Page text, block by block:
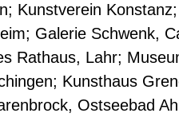
Kunstverein
Galerie Schwenk,
Rathaus, Lahr;
Kunsthaus
Ostseebad